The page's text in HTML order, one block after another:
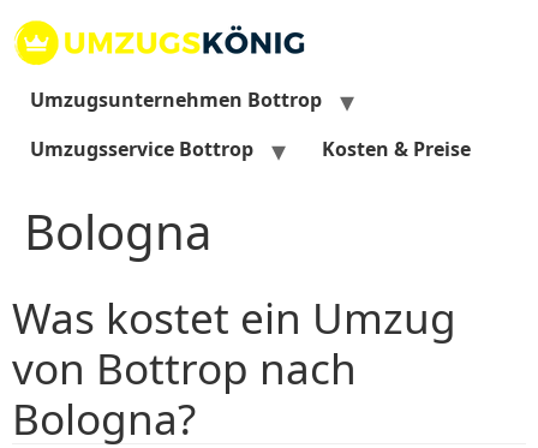
Inhalt
springen
Umzugsunternehmen Bottrop
Umzugsservice Bottrop
Kosten & Preise
Bologna
Was kostet ein Umzug
von Bottrop nach
Bologna?